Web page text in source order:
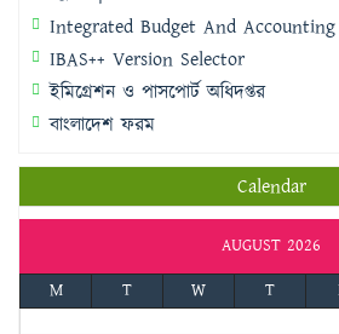
Integrated Budget And
IBAS++ Version Selector
ইমিগ্রেশন ও পাসপোর্ট অধিদপ্তর
বাংলাদেশ ফরম
Calendar
AUGUST 2026
M
T W T